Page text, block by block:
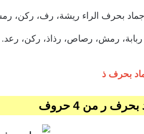
جماد بحرف الراء ريشة، رف، ركن،
رمش، رصاص، رذاذ، ركن، رعد.
بحرف ذ
ر من 4 حروف